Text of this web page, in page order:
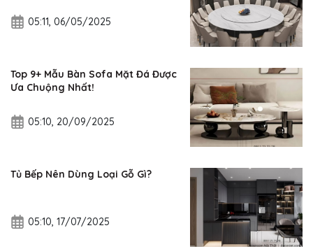
05:11, 06/05/2025
Top 9+ Mẫu Bàn Sofa Mặt Đá Được
Ưa Chuộng Nhất!
05:10, 20/09/2025
Tủ Bếp Nên Dùng Loại Gỗ Gì?
05:10, 17/07/2025